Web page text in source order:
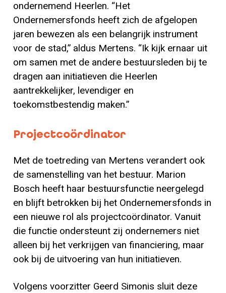
ondernemend Heerlen. “Het
Ondernemersfonds heeft zich de afgelopen
jaren bewezen als een belangrijk instrument
voor de stad,” aldus Mertens. “Ik kijk ernaar uit
om samen met de andere bestuursleden bij te
dragen aan initiatieven die Heerlen
aantrekkelijker, levendiger en
toekomstbestendig maken.”
Projectcoördinator
Met de toetreding van Mertens verandert ook
de samenstelling van het bestuur. Marion
Bosch heeft haar bestuursfunctie neergelegd
en blijft betrokken bij het Ondernemersfonds in
een nieuwe rol als projectcoördinator. Vanuit
die functie ondersteunt zij ondernemers niet
alleen bij het verkrijgen van financiering, maar
ook bij de uitvoering van hun initiatieven.
Volgens voorzitter Geerd Simonis sluit deze